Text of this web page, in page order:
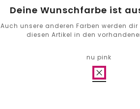
Deine Wunschfarbe ist
Auch unsere anderen Farben werden dir
diesen Artikel in den
nu pink